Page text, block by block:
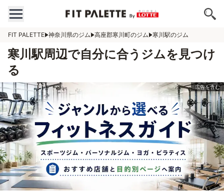
FIT PALETTE 神奈川県のジム 高座郡寒川町のジム 寒川駅のジム
寒川駅周辺で自分に合うジムを見つけ
る